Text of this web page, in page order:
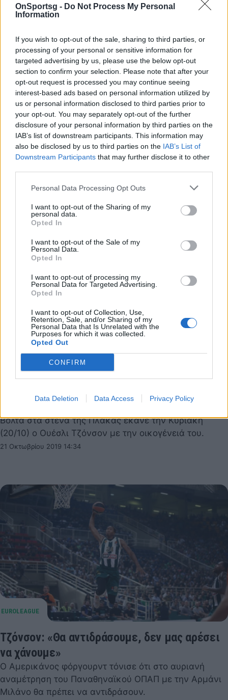
OnSportsg - Do Not Process My Personal
Information
If you wish to opt-out of the sale, sharing to third parties, or
processing of your personal or sensitive information for
targeted advertising by us, please use the below opt-out
section to confirm your selection. Please note that after your
opt-out request is processed you may continue seeing
interest-based ads based on personal information utilized by
us or personal information disclosed to third parties prior to
your opt-out. You may separately opt-out of the further
disclosure of your personal information by third parties on the
IAB’s list of downstream participants. This information may
also be disclosed by us to third parties on the IAB’s List of
Downstream Participants that may further disclose it to other
Personal Data Processing Opt Outs
I want to opt-out of the Sharing of my
personal data.
Opted In
I want to opt-out of the Sale of my
Personal Data.
Opted In
I want to opt-out of processing my
Personal Data for Targeted Advertising.
Opted In
I want to opt-out of Collection, Use,
Retention, Sale, and/or Sharing of my
Personal Data that Is Unrelated with the
Purposes for which it was collected.
Opted Out
CONFIRM
Data Deletion Data Access Privacy Policy
Τζόνσον: «Προσαρμόζομαι όλο και
περισσότερο»
του στον Παναθηναϊκό, την προσαρμογή του, αλλά
και τα παιχνίδι με Χίμκι και…
31 Οκτωβρίου 2019 11:36
Παναθηναϊκός ΟΠΑΠ: Η βόλτα του Τζόνσον
στην Πλάκα (photos)
Βόλτα στα στενά της Πλάκας έκανε την Κυριακή
(20/10) ο Ουέσλι Τζόνσον με την οικογένειά του.
21 Οκτωβρίου 2019 14:34
Τζόνσον: «Θα αντιδράσουμε, δεν μας αρέσει
να χάνουμε»
Ο Αμερικάνος φόργουρντ τόνισε ότι στο αυριανή
αναμέτρηση του Παναθηναϊκού ΟΠΑΠ με την Αρμάνι
Μιλάνο θα πρέπει να αντιδράσουν.